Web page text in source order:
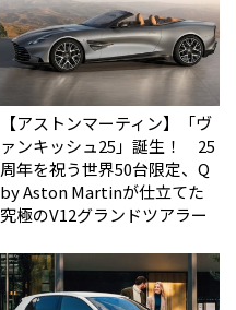
【アストンマーティン】「ヴ
ァンキッシュ25」誕生！ 25
周年を祝う世界50台限定、Q
by Aston Martinが仕立てた
究極のV12グランドツアラー